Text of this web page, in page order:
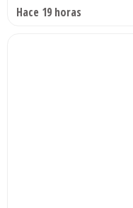
Hace 19 horas